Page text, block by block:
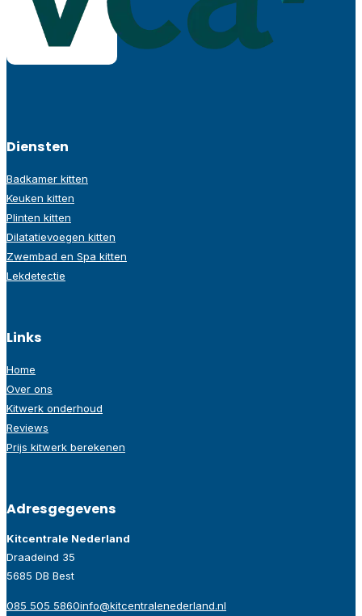
Diensten
Badkamer kitten
Keuken kitten
Plinten kitten
Dilatatievoegen kitten
Zwembad en Spa kitten
Lekdetectie
Links
Home
Over ons
Kitwerk onderhoud
Reviews
Prijs kitwerk berekenen
Adresgegevens
Kitcentrale Nederland
Draadeind 35
5685 DB Best
085 505 5860info@kitcentralenederland.nl